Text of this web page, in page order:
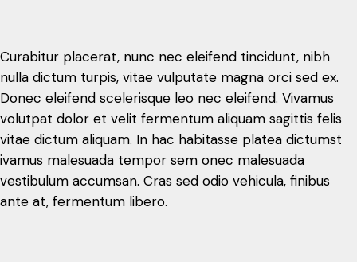
Curabitur placerat, nunc nec eleifend tincidunt, nibh
nulla dictum turpis, vitae vulputate magna orci sed ex.
Donec eleifend scelerisque leo nec eleifend. Vivamus
volutpat dolor et velit fermentum aliquam sagittis felis
vitae dictum aliquam. In hac habitasse platea dictumst
ivamus malesuada tempor sem onec malesuada
vestibulum accumsan. Cras sed odio vehicula, finibus
ante at, fermentum libero.